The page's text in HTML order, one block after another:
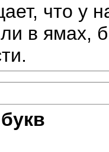
что у
в ямах,